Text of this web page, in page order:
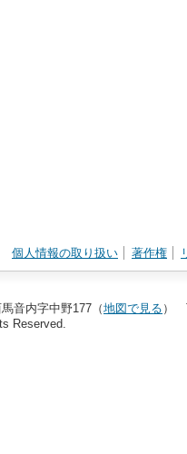
個人情報の取り扱い 著作権
音内字中野177（地図で見る ）
Reserved.